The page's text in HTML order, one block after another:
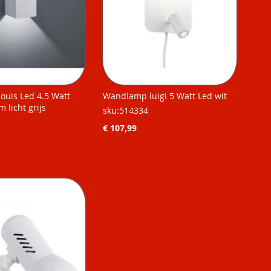
Led 4.5 Watt
licht grijs
Wandlamp luigi 5 Watt Led wit
sku:514334
€ 107,99